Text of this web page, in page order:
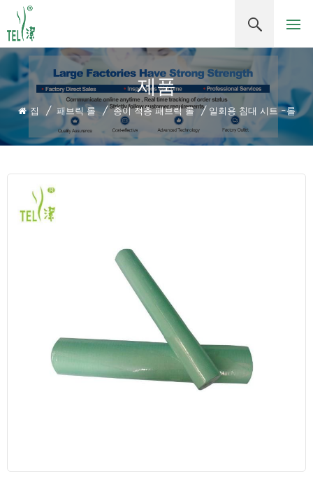
제품
집 / 패브릭 롤 / 종이 적층 패브릭 롤 / 일회용 침대 시트 -롤